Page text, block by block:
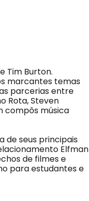
Tim Burton.
marcantes temas
parcerias entre
Rota, Steven
compôs música
de seus principais
Elfman
de filmes e
para estudantes e